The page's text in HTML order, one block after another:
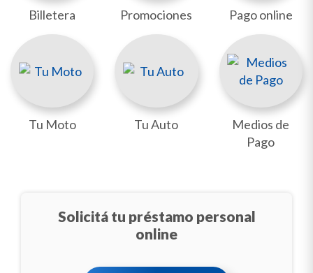
Billetera Promociones Pago online
Tu Moto Tu Auto
Medios de
Pago
Solicitá tu préstamo personal
online